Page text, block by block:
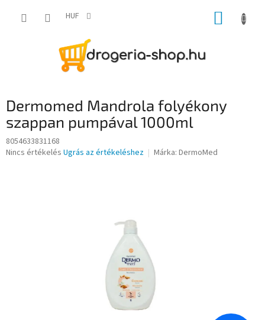
HUF KOSÁR
Dermomed Mandrola folyékony
szappan pumpával 1000ml
8054633831168
A
Nincs értékelés Ugrás az értékeléshez Márka: DermoMed